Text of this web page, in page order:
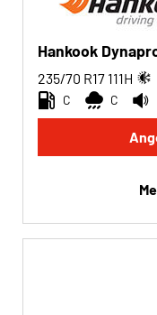
Hankook
235/70 R17 111H
C C